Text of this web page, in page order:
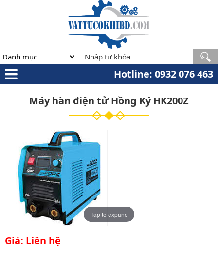
Hotline: 0932 076 463
Máy hàn điện tử Hồng Ký HK200Z
Tap to expand
Giá: Liên hệ
076
463